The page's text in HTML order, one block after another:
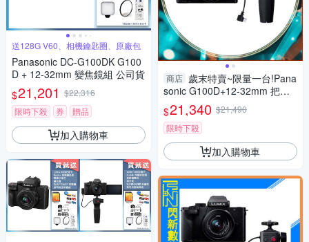
送128G V60、相機鑰匙圈、原廠包
Panasonic DC-G100DK G100
D + 12-32mm 變焦鏡組 公司貨
$21,201 $22,316
限時下殺
券 贈品
加入購物車
商店 歲末特賣~限量一台!Pana
sonic G100D+12-32mm 把手
組(G100D+1232+SHGR2，公
司貨)
$21,340 $21,490
限時下殺
加入購物車